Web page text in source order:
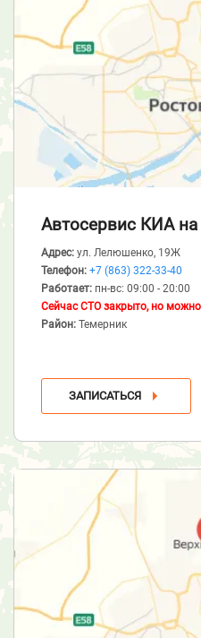
Автосервис КИА
Адрес: ул. Лелюшенко, 19Ж
Телефон: +7 (863) 322-33-40
Работает: пн-вс: 09:00 - 20:00
Сейчас СТО закрыто, но
Район: Темерник
ЗАПИСАТЬСЯ